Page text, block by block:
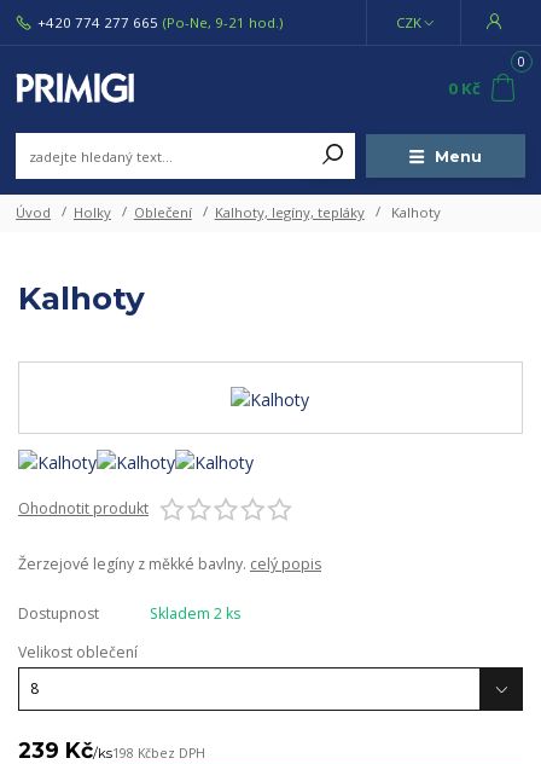
Menu
CZK
+420 774 277 665 (Po-Ne, 9-21 hod.)
0
0 Kč
Úvod Holky Oblečení Kalhoty, legíny, tepláky Kalhoty
Kalhoty
Ohodnotit produkt
Žerzejové legíny z měkké bavlny. celý popis
Dostupnost
Skladem 2 ks
Velikost oblečení
239 Kč/ks198 Kčbez DPH